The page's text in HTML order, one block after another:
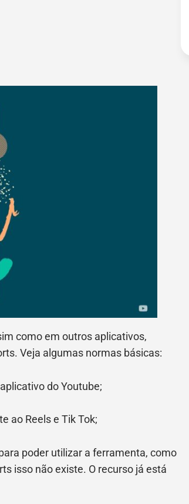
como em outros aplicativos,
Veja algumas normas básicas:
do Youtube;
ao Reels e Tik Tok;
poder utilizar a ferramenta, como
isso não existe. O recurso já está